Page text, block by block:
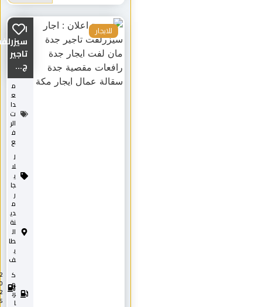
سيزرلفت
تاجير
ت
رب
2
0
2
5
للايجار